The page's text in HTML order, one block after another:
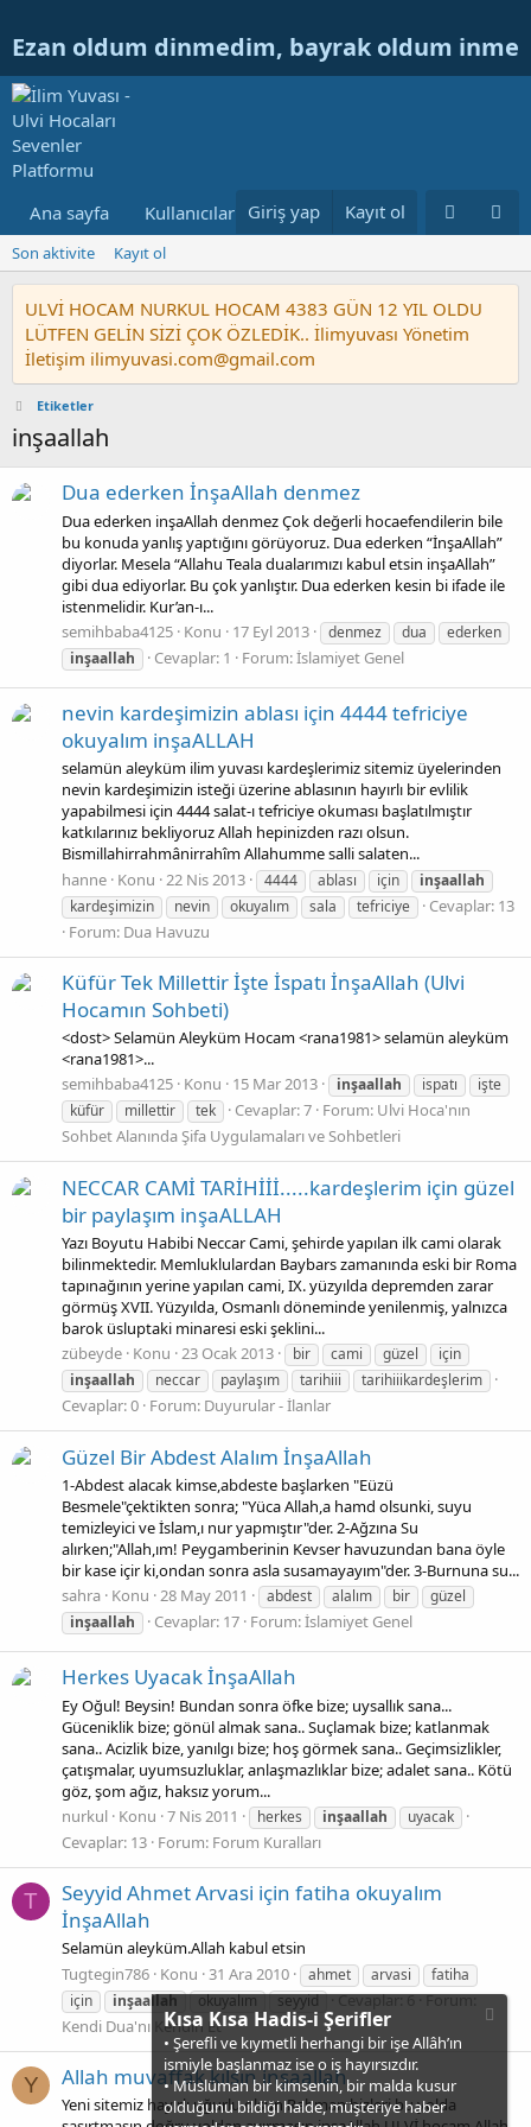
Ezan oldum dinmedim, bayrak oldum
Ana sayfa Kullanıcılar Ulvi Hocanın Konuları
Giriş yap Kayıt ol
Son aktivite Kayıt ol
ULVİ HOCAM NURKUL HOCAM 4383 GÜN 12 YIL OLDU
LÜTFEN GELİN SİZİ ÇOK ÖZLEDİK.. İlimyuvası Yönetim
İletişim ilimyuvasi.com@gmail.com
Etiketler
inşaallah
Dua ederken İnşaAllah denmez
Dua ederken inşaAllah denmez Çok değerli hocaefendilerin bile
bu konuda yanlış yaptığını görüyoruz. Dua ederken “İnşaAllah”
diyorlar. Mesela “Allahu Teala dualarımızı kabul etsin inşaAllah”
gibi dua ediyorlar. Bu çok yanlıştır. Dua ederken kesin bi ifade ile
istenmelidir. Kur’an-ı...
semihbaba4125 Konu 17 Eyl 2013 denmez dua
ederken
inşaallah
Cevaplar: 1 Forum:İslamiyet Genel
nevin kardeşimizin ablası için 4444 tefriciye
okuyalım inşaALLAH
selamün aleyküm ilim yuvası kardeşlerimiz sitemiz üyelerinden
nevin kardeşimizin isteği üzerine ablasının hayırlı bir evlilik
yapabilmesi için 4444 salat-ı tefriciye okuması başlatılmıştır
katkılarınız bekliyoruz Allah hepinizden razı olsun.
Bismillahirrahmânirrahîm Allahumme salli salaten...
hanne Konu 22 Nis 2013 4444 ablası için
inşaallah
kardeşimizin
nevin okuyalım sala tefriciye
Cevaplar: 13
Forum: Dua Havuzu
Küfür Tek Millettir İşte İspatı İnşaAllah (Ulvi
Hocamın Sohbeti)
<dost> Selamün Aleyküm Hocam <rana1981> selamün aleyküm
<rana1981>...
semihbaba4125 Konu 15 Mar 2013 inşaallah ispatı
işte
küfür
millettir tek Cevaplar: 7 Forum: Ulvi Hoca'nın
Sohbet Alanında Şifa Uygulamaları ve Sohbetleri
NECCAR CAMİ TARİHİİİ.....kardeşlerim için güzel
bir paylaşım inşaALLAH
Yazı Boyutu Habibi Neccar Cami, şehirde yapılan ilk cami olarak
bilinmektedir. Memluklulardan Baybars zamanında eski bir Roma
tapınağının yerine yapılan cami, IX. yüzyılda depremden zarar
görmüş XVII. Yüzyılda, Osmanlı döneminde yenilenmiş, yalnızca
barok üsluptaki minaresi eski şeklini...
zübeyde Konu 23 Ocak 2013 bir cami güzel
için
inşaallah
neccar paylaşım tarihiii tarihiiikardeşlerim
Cevaplar: 0 Forum: Duyurular - İlanlar
Güzel Bir Abdest Alalım İnşaAllah
1-Abdest alacak kimse,abdeste başlarken "Eüzü
Besmele"çektikten sonra; "Yüca Allah,a hamd olsunki, suyu
temizleyici ve İslam,ı nur yapmıştır"der. 2-Ağzına Su
alırken;"Allah,ım! Peygamberinin Kevser havuzundan bana öyle
bir kase içir ki,ondan sonra asla susamayayım"der. 3-Burnuna su...
sahra Konu 28 May 2011 abdest alalım bir
güzel
inşaallah
Cevaplar: 17 Forum:İslamiyet Genel
Herkes Uyacak İnşaAllah
Ey Oğul! Beysin! Bundan sonra öfke bize; uysallık sana...
Güceniklik bize; gönül almak sana.. Suçlamak bize; katlanmak
sana.. Acizlik bize, yanılgı bize; hoş görmek sana.. Geçimsizlikler,
çatışmalar, uyumsuzluklar, anlaşmazlıklar bize; adalet sana.. Kötü
göz, şom ağız, haksız yorum...
nurkul Konu 7 Nis 2011 herkes inşaallah uyacak
Cevaplar: 13 Forum: Forum Kuralları
T
Seyyid Ahmet Arvasi için fatiha okuyalım
İnşaAllah
Selamün aleyküm.Allah kabul etsin
Tugtegin786 Konu 31 Ara 2010 ahmet arvasi
fatiha
için
inşaallah okuyalım seyyid Cevaplar: 6 Forum:
Kendi Dua'nı Kendin Et
Y Allah muvaffak kılsın inşaallah
Yeni sitemiz hayırlı uğurlu olsun Rahman bizleri bu yolda
Kısa Kısa Hadis-i Şerifler
• Şerefli ve kıymetli herhangi bir işe Allâh’ın
ismiyle başlanmaz ise o iş hayırsızdır.
• Müslüman bir kimsenin, bir malda kusur
olduğunu bildiği halde, müşteriye haber